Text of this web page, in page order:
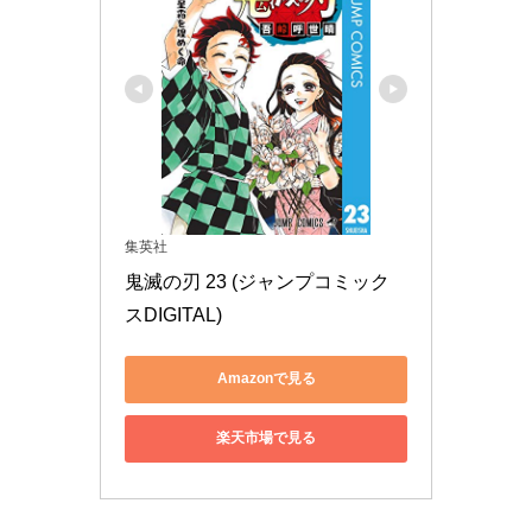
集英社
鬼滅の刃 23 (ジャンプコミック
スDIGITAL)
Amazonで見る
楽天市場で見る